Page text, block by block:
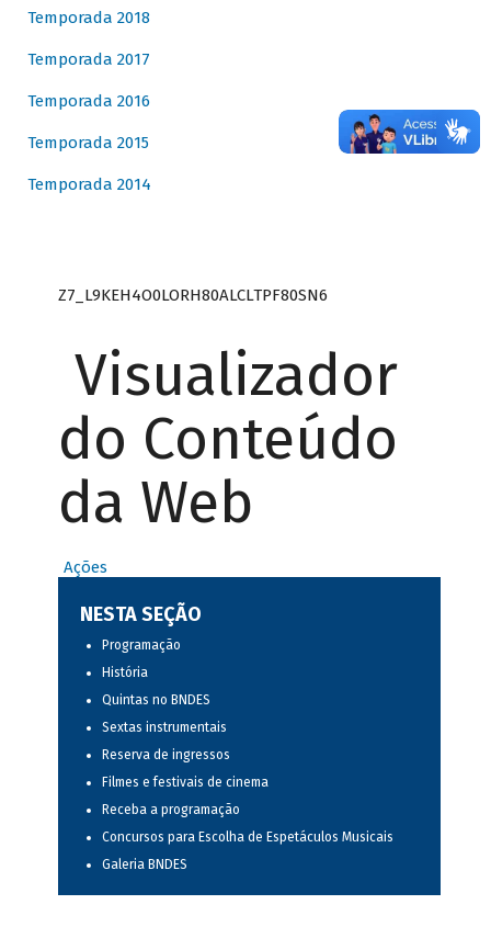
Temporada 2018
Temporada 2017
Temporada 2016
Temporada 2015
Temporada 2014
Z7_L9KEH4O0LORH80ALCLTPF80SN6
Visualizador
do Conteúdo
da Web
Ações
NESTA SEÇÃO
Programação
História
Quintas no BNDES
Sextas instrumentais
Reserva de ingressos
Filmes e festivais de cinema
Receba a programação
Concursos para Escolha de Espetáculos Musicais
Galeria BNDES